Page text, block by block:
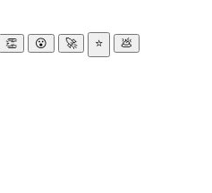
👏 😮 🚀 ⭐ 💩